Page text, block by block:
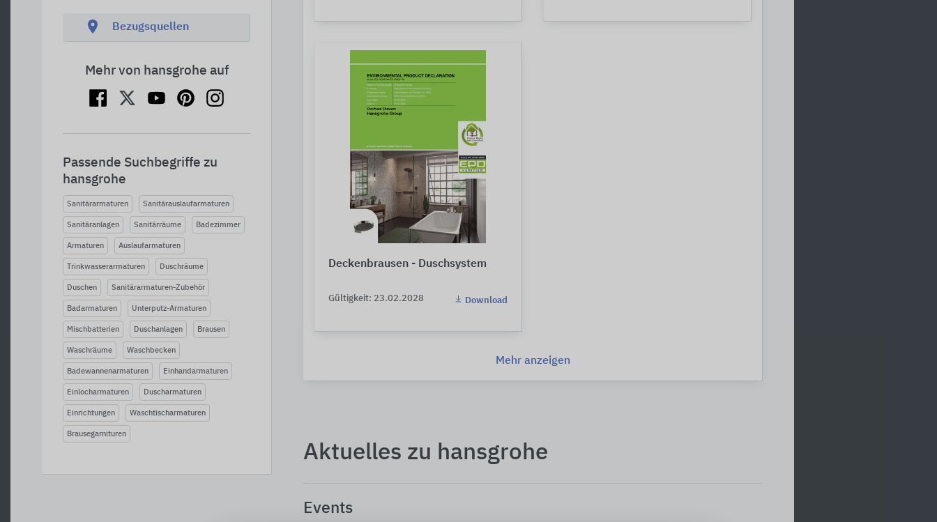
location_on Bezugsquellen
Mehr von hansgrohe auf
Passende Suchbegriffe zu
hansgrohe
Sanitärarmaturen Sanitärauslaufarmaturen
Sanitäranlagen Sanitärräume Badezimmer
Armaturen Auslaufarmaturen
Trinkwasserarmaturen Duschräume
Duschen Sanitärarmaturen-Zubehör
Badarmaturen Unterputz-Armaturen
Mischbatterien Duschanlagen Brausen
Waschräume Waschbecken
Badewannenarmaturen Einhandarmaturen
Einlocharmaturen Duscharmaturen
Einrichtungen Waschtischarmaturen
Brausegarnituren
Deckenbrausen - Duschsystem
Gültigkeit: 23.02.2028 Download
Mehr anzeigen
Aktuelles zu hansgrohe
Events